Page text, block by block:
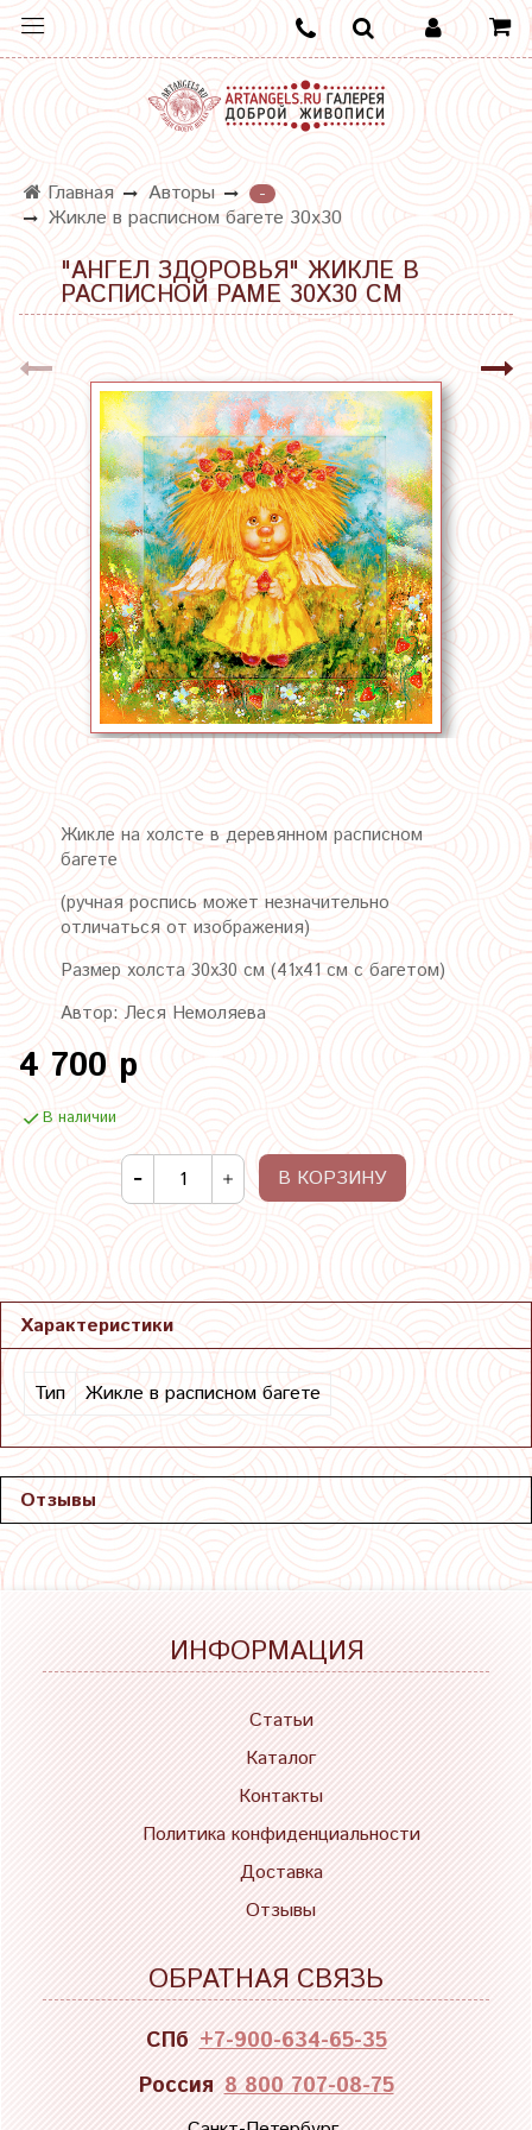
Главная Авторы
-
Жикле в расписном багете 30х30
"АНГЕЛ ЗДОРОВЬЯ" ЖИКЛЕ В
РАСПИСНОЙ РАМЕ 30Х30 СМ
Жикле на холсте в деревянном расписном
багете
(ручная роспись может незначительно
отличаться от изображения)
Размер холста 30х30 см (41х41 см с багетом)
Автор: Леся Немоляева
4 700 р
В наличии
В КОРЗИНУ
Характеристики
Тип Жикле в расписном багете
Отзывы
ИНФОРМАЦИЯ
Статьи
Каталог
Контакты
Политика конфиденциальности
Доставка
Отзывы
ОБРАТНАЯ СВЯЗЬ
СПб +7-900-634-65-35
Россия 8 800 707-08-75